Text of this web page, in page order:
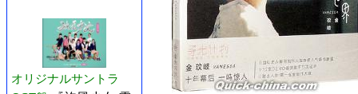
オリジナルサントラ